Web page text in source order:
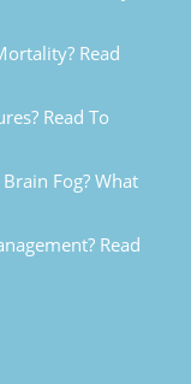
Read
Read To
Fog? What
Read